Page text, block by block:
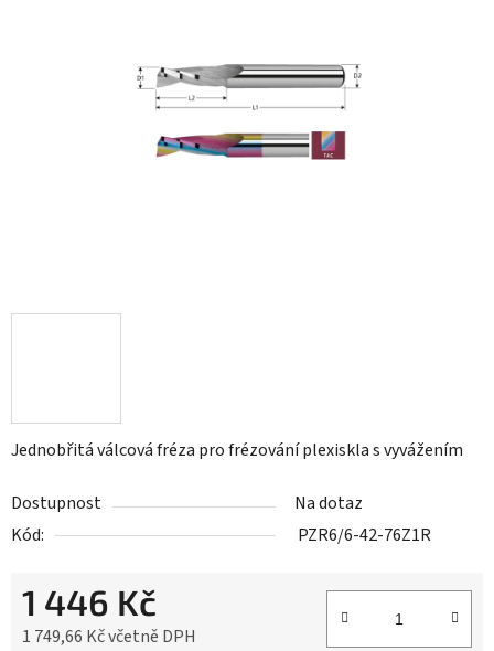
Jednobřitá válcová fréza pro frézování plexiskla s vyvážením
Dostupnost
Na dotaz
Kód:
PZR6/6-42-76Z1R
1 446 Kč
1 749,66 Kč včetně DPH